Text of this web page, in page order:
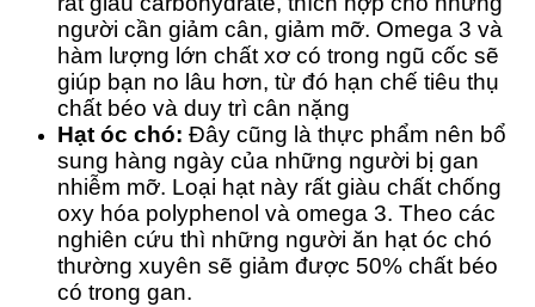
người cần giảm cân, giảm mỡ. Omega 3 và
hàm lượng lớn chất xơ có trong ngũ cốc sẽ
giúp bạn no lâu hơn, từ đó hạn chế tiêu thụ
chất béo và duy trì cân nặng
Hạt óc chó: Đây cũng là thực phẩm nên bổ
sung hàng ngày của những người bị gan
nhiễm mỡ. Loại hạt này rất giàu chất chống
oxy hóa polyphenol và omega 3. Theo các
nghiên cứu thì những người ăn hạt óc chó
thường xuyên sẽ giảm được 50% chất béo
có trong gan.